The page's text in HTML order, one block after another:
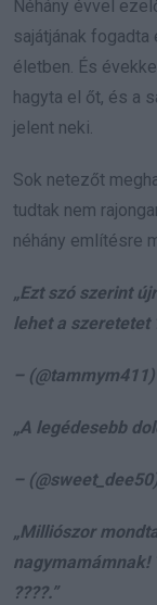
Néhány évvel
sajátjának
életben. És
hagyta el őt, és a
jelent neki.
Sok netezőt
tudtak nem
néhány említésre
„Ezt szó szerint
lehet a szeretetet
– (@tammym411)
„A legédesebb
–
„Milliószor
nagymamámnak!
????.”